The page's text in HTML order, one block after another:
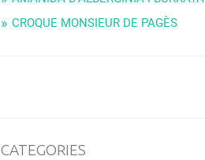
CROQUE MONSIEUR DE PAGÈS
CATEGORIES